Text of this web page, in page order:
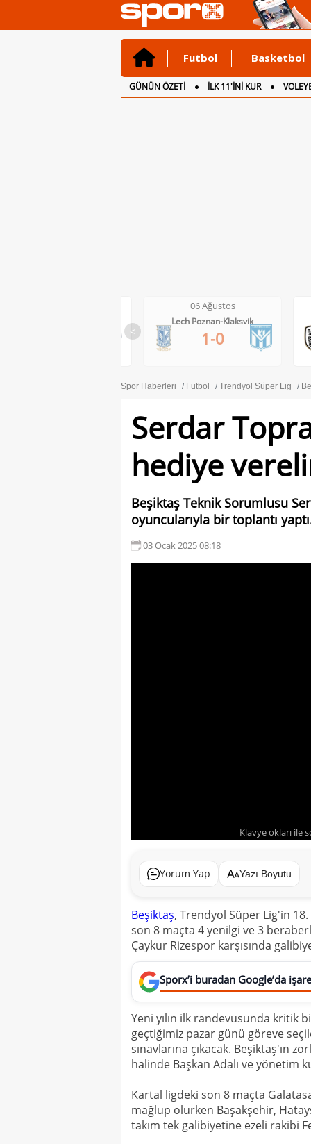
Futbol Basketbol
GÜNÜN ÖZETİ İLK 11'İNİ KUR
CANLI ANLATIM
İNGİLTERE
<
06 Ağustos
Lech Poznan-Klaksvik
1-0
Spor Haberleri Futbol Trendyol Süper Lig
Serdar
hediye
Beşiktaş Teknik Sorumlusu
oyuncularıyla bir toplantı
03 Ocak 2025 08:18
Klavye okları ile
Yorum Yap Yazı Boyutu
Beşiktaş, Trendyol Süper Lig'in
son 8 maçta 4 yenilgi ve 3
Çaykur Rizespor karşısında
Sporx’i buradan Google’da
Yeni yılın ilk randevusunda kritik
geçtiğimiz pazar günü göreve
sınavlarına çıkacak. Beşiktaş'ın
halinde Başkan Adalı ve yönetim
Kartal ligdeki son 8 maçta
mağlup olurken Başakşehir,
takım tek galibiyetine ezeli rakibi